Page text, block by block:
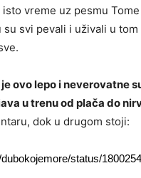
vreme uz pesmu
su svi pevali i uživali u
je ovo lepo i neverovatne
u trenu od plača do
dok u drugom stoji:
status/